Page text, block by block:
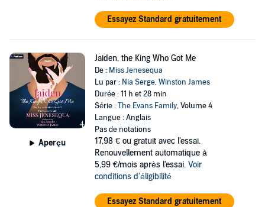
Essayez Standard gratuitement
Aperçu
Jaiden, the King Who Got Me
De : Miss Jenesequa
Lu par : Nia Serge,Winston James
Durée : 11 h et 28 min
Série :The Evans Family, Volume 4
Langue : Anglais
Pas de notations
17,98 € ou gratuit avec l'essai.
Renouvellement automatique à
5,99 €/mois après l'essai. Voir
conditions d'éligibilité
Essayez Standard gratuitement